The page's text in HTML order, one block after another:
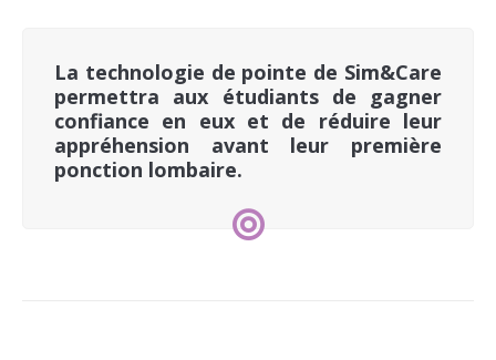
La technologie de pointe de Sim&Care
permettra aux étudiants de gagner
confiance en eux et de réduire leur
appréhension avant leur première
ponction lombaire.